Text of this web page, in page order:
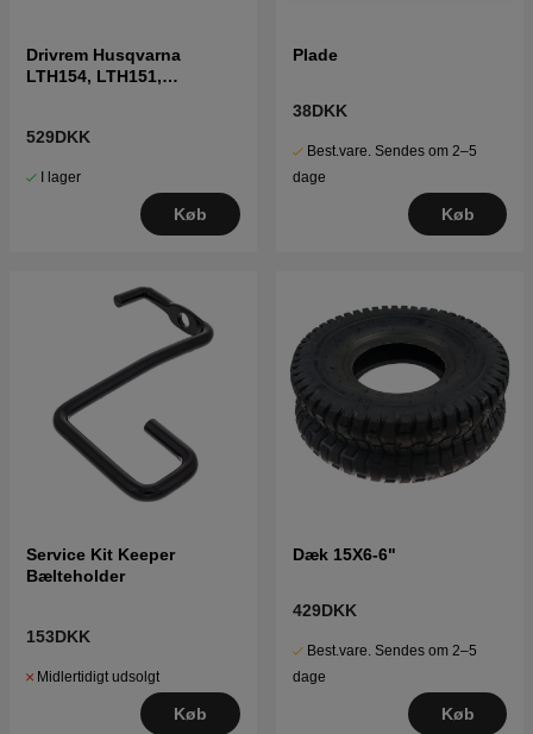
Drivrem Husqvarna
LTH154, LTH151,
529DKK
I lager
Køb
Plade
38DKK
Best.vare. Sendes om 2–5
dage
Køb
Service Kit Keeper
Bælteholder
153DKK
Midlertidigt udsolgt
Køb
Dæk 15X6-6"
429DKK
Best.vare. Sendes om 2–5
dage
Køb